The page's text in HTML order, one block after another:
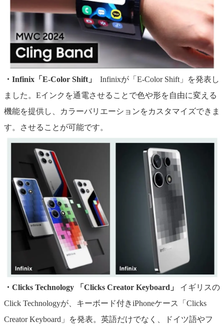
・Infinix「E-Color Shift」
Infinixが「E-Color Shift」を発表し
ました。Eインクを通電させることで色や形を自由に変える
機能を提供し、カラーバリエーションをカスタマイズできま
す。させることが可能です。
・Clicks Technology 「Clicks Creator Keyboard」
イギリスの
Click Technologyが、キーボード付きiPhoneケース「Clicks
Creator Keyboard」を発表。英語だけでなく、ドイツ語やフ